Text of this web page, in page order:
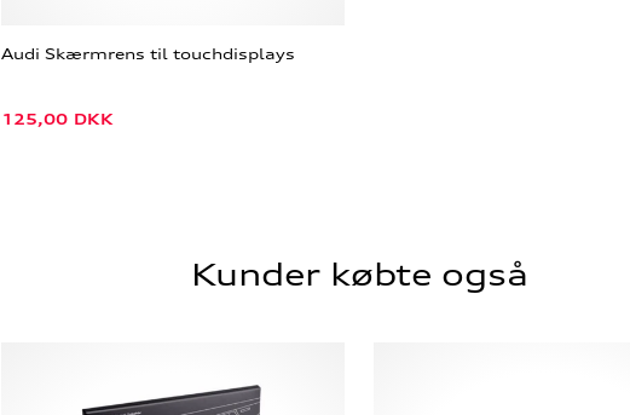
Audi Skærmrens til touchdisplays
125,00 DKK
Kunder købte også